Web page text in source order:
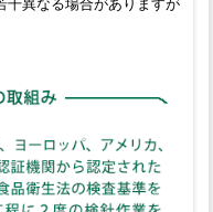
干異なる場合がありますが